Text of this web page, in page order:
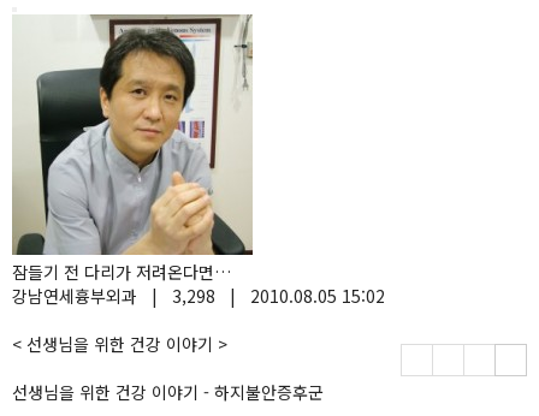
잠들기 전 다리가 저려온다면…
강남연세흉부외과
| 3,298 |
2010.08.05 15:02
< 선생님을 위한 건강 이야기 >
선생님을 위한 건강 이야기 - 하지불안증후군